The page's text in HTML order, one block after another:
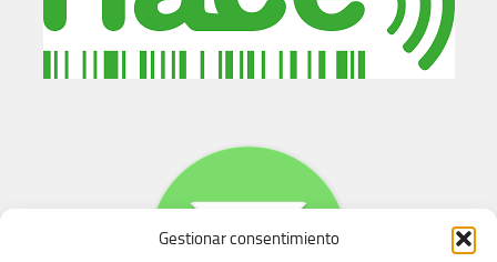
Gestionar consentimiento